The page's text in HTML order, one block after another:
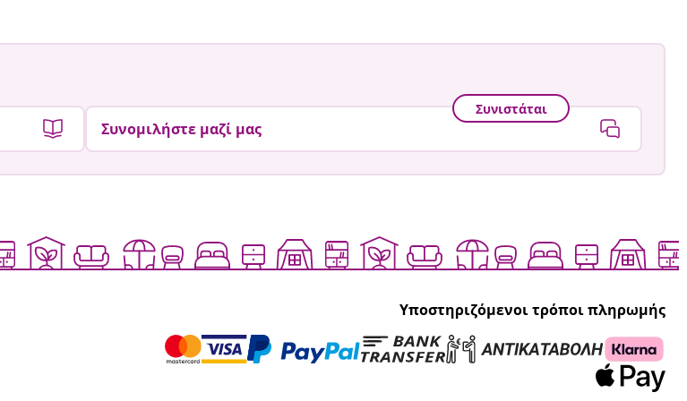
Συνιστάται
Συνομιλήστε μαζί μας
Υποστηριζόμενοι τρόποι πληρωμής